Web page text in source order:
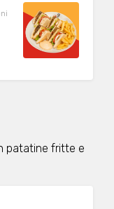
patatine fritte e